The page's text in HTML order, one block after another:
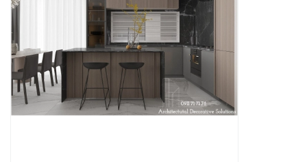
nghiệp: gỗ Melamine, gỗ Acrylic, gỗ ép, MDF, MFC… rồi đến
nhôm, nhựa cao cấp, sắt thép… Thông thường nếu bạn chọn
chất liệu từ gỗ tự nhiên thì giá thành sẽ cao hơn rất nhiều.